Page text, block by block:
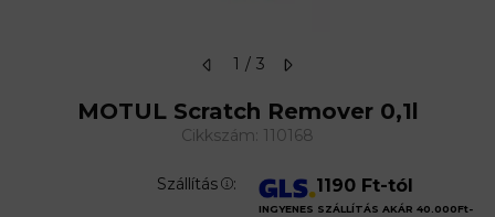
MOTUL Scratch Remover 0,1l
Cikkszám: 110168
Szállítás : 1190 Ft-tól
INGYENES SZÁLLÍTÁS AKÁR 40.000Ft-
1 3